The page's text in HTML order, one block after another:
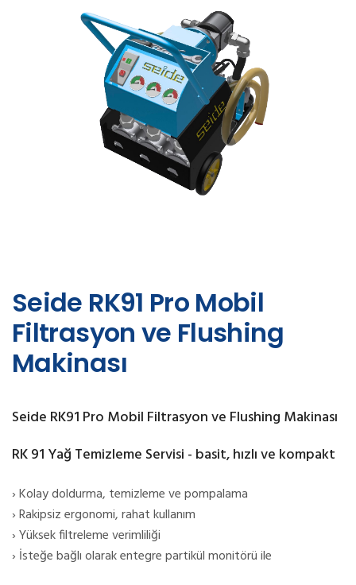
Seide RK91 Pro Mobil
Filtrasyon ve Flushing
Makinası
Seide RK91 Pro Mobil Filtrasyon ve Flushing Makinası
RK 91 Yağ Temizleme Servisi - basit, hızlı ve kompakt
› Kolay doldurma, temizleme ve pompalama
› Rakipsiz ergonomi, rahat kullanım
› Yüksek filtreleme verimliliği
› İsteğe bağlı olarak entegre partikül monitörü ile